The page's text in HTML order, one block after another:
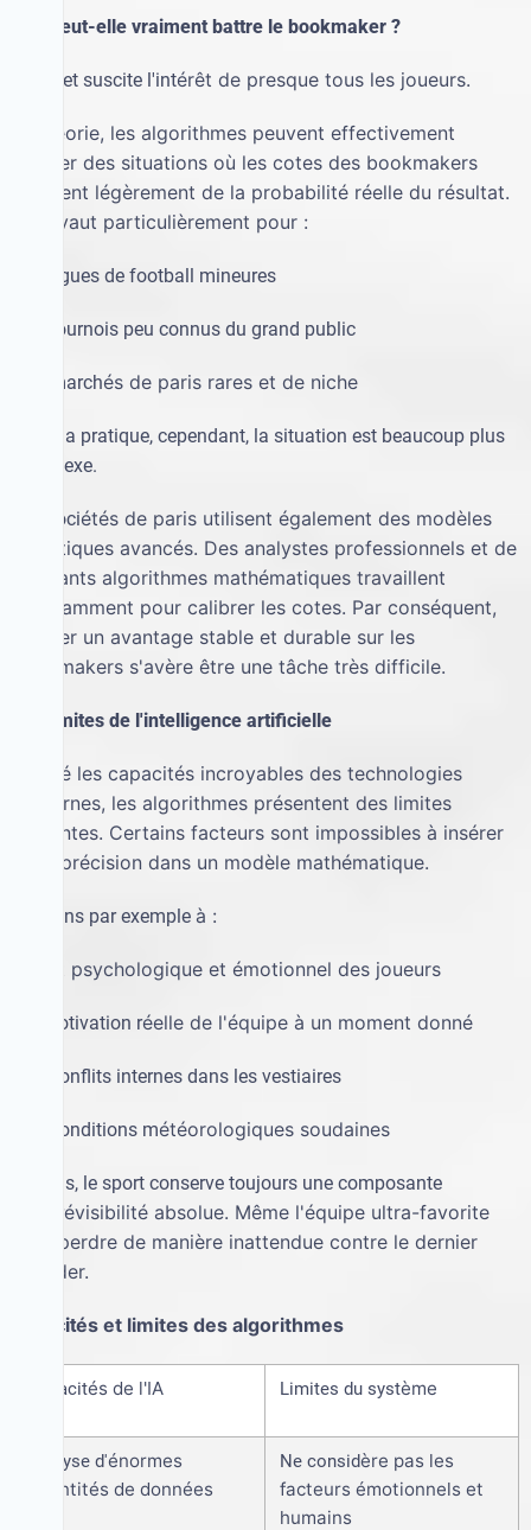
L'IA peut-elle vraiment battre le bookmaker ?
Ce sujet suscite l'intérêt de presque tous les joueurs.
éorie, les algorithmes peuvent effectivement
trouver des situations où les cotes des bookmakers
rent légèrement de la probabilité réelle du résultat.
Cela vaut particulièrement pour :
les ligues de football mineures
les tournois peu connus du grand public
les marchés de paris rares et de niche
Dans la pratique, cependant, la situation est beaucoup plus
complexe.
Les sociétés de paris utilisent également des modèles
analytiques avancés. Des analystes professionnels et de
puissants algorithmes mathématiques travaillent
constamment pour calibrer les cotes. Par conséquent,
trouver un avantage stable et durable sur les
bookmakers s'avère être une tâche très difficile.
Les limites de l'intelligence artificielle
é les capacités incroyables des technologies
modernes, les algorithmes présentent des limites
videntes. Certains facteurs sont impossibles à insérer
avec précision dans un modèle mathématique.
Pensons par exemple à :
tat psychologique et émotionnel des joueurs
la motivation réelle de l'équipe à un moment donné
les conflits internes dans les vestiaires
les conditions météorologiques soudaines
De plus, le sport conserve toujours une composante
évisibilité absolue. Même l'équipe ultra-favorite
peut perdre de manière inattendue contre le dernier
outsider.
Capacités et limites des algorithmes
Capacités de l'IA Limites du système
Analyse d'énormes
quantités de données
Ne considère pas les
facteurs émotionnels et
humains